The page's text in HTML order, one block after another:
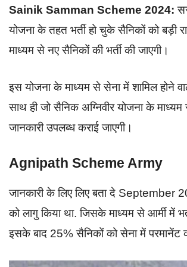
Sainik Samman Scheme 2024:
योजना के तहत भर्ती हो चुके सैनिकों को बड़ी
माध्यम से नए सैनिकों की भर्ती की जाएगी।
इस योजना के माध्यम से सेना में शामिल होने
साथ ही जो सैनिक अग्निवीर योजना के
जानकारी उपलब्ध कराई जाएगी।
Agnipath Scheme Army
जानकारी के लिए लिए बता दे September
को लागु किया था. जिसके माध्यम से आर्मी में
इसके बाद 25% सैनिकों को सेना में परमानेंट